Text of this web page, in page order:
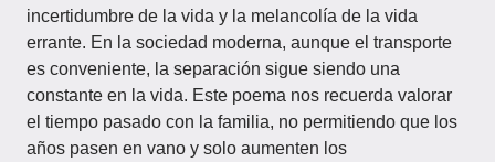
incertidumbre de la vida y la melancolía de la vida
errante. En la sociedad moderna, aunque el transporte
es conveniente, la separación sigue siendo una
constante en la vida. Este poema nos recuerda valorar
el tiempo pasado con la familia, no permitiendo que los
años pasen en vano y solo aumenten los